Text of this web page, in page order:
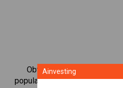
Obtenha acesso
populares disponíveis
Ainvesting